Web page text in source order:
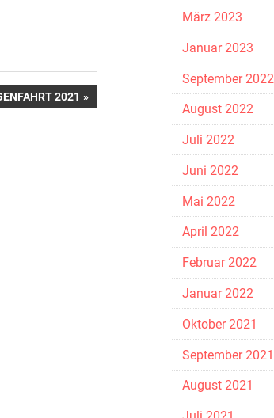
2021
März 2023
Januar 2023
September 2022
August 2022
Juli 2022
Juni 2022
Mai 2022
April 2022
Februar 2022
Januar 2022
Oktober 2021
September 2021
August 2021